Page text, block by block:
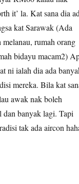
it’ la. Kat sana dia
kat Sarawak (Ada
rumah orang
bidayu macam2)
ni ialah dia ada
mereka. Bila kat
awak nak boleh
dan banyak lagi. Tapi
tak ada aircon